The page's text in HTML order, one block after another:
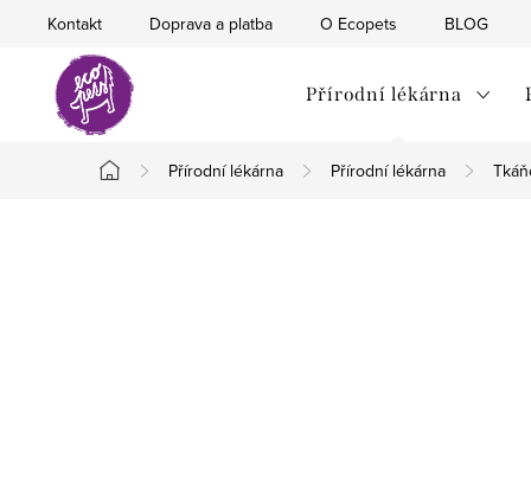
Kontakt Doprava a platba O Ecopets BLOG
Přírodní lékárna
Domů
Přírodní lékárna Přírodní lékárna